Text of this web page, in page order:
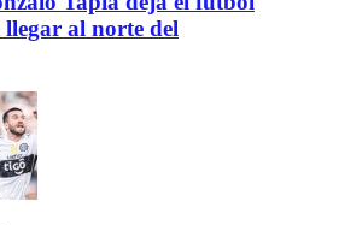
al norte del